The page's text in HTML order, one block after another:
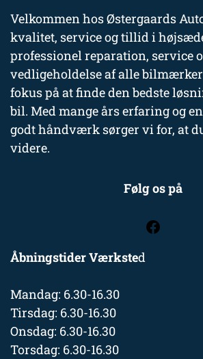
Velkommen hos Østergaards
kvalitet, service og tillid i
professionel reparation, service
vedligeholdelse af alle
fokus på at finde den bedste
bil. Med mange års erfaring og
godt håndværk sørger vi for, at
videre.
Følg os på
Åbningstider Værksted
Mandag: 6.30-16.30
Tirsdag: 6.30-16.30
Onsdag: 6.30-16.30
Torsdag: 6.30-16.30